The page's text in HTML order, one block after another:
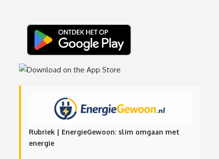
Rubriek | EnergieGewoon: slim omgaan met
energie